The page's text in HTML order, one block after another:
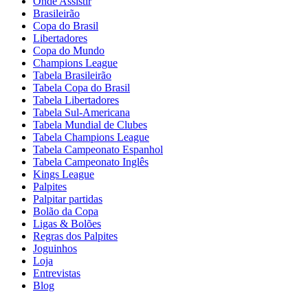
Brasileirão
Copa do Brasil
Libertadores
Copa do Mundo
Champions League
Tabela Brasileirão
Tabela Copa do Brasil
Tabela Libertadores
Tabela Sul-Americana
Tabela Mundial de Clubes
Tabela Champions League
Tabela Campeonato Espanhol
Tabela Campeonato Inglês
Kings League
Palpites
Palpitar partidas
Bolão da Copa
Ligas & Bolões
Regras dos Palpites
Joguinhos
Loja
Entrevistas
Blog